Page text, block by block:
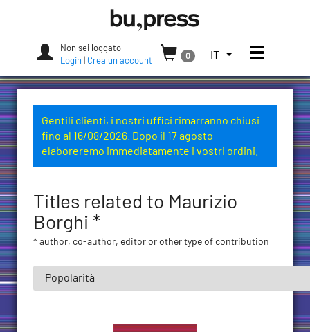
Press
Non sei loggato
Login
Crea un account
0
SELEZIONA
LINGUA.
ATTUALE:
(ITALIA)
IT Apri/
Gentili clienti, i nostri uffici rimarranno chiusi
fino al 16/08/2026. Dopo il 17 agosto
elaboreremo immediatamente i vostri ordini.
Titles related to Maurizio
Borghi *
* author, co-author, editor or other type of contribution